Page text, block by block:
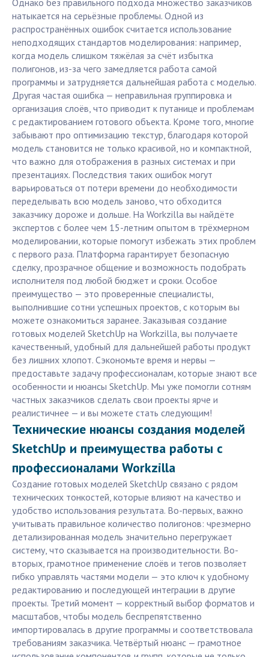
Однако без правильного подхода множество заказчиков
натыкается на серьёзные проблемы. Одной из
распространённых ошибок считается использование
неподходящих стандартов моделирования: например,
когда модель слишком тяжёлая за счёт избытка
полигонов, из-за чего замедляется работа самой
программы и затрудняется дальнейшая работа с моделью.
Другая частая ошибка — неправильная группировка и
организация слоёв, что приводит к путанице и проблемам
с редактированием готового объекта. Кроме того, многие
забывают про оптимизацию текстур, благодаря которой
модель становится не только красивой, но и компактной,
что важно для отображения в разных системах и при
презентациях. Последствия таких ошибок могут
варьироваться от потери времени до необходимости
переделывать всю модель заново, что обходится
заказчику дороже и дольше. На Workzilla вы найдёте
экспертов с более чем 15-летним опытом в трёхмерном
моделировании, которые помогут избежать этих проблем
с первого раза. Платформа гарантирует безопасную
сделку, прозрачное общение и возможность подобрать
исполнителя под любой бюджет и сроки. Особое
преимущество — это проверенные специалисты,
выполнившие сотни успешных проектов, с которым вы
можете ознакомиться заранее. Заказывая создание
готовых моделей SketchUp на Workzilla, вы получаете
качественный, удобный для дальнейшей работы продукт
без лишних хлопот. Сэкономьте время и нервы —
предоставьте задачу профессионалам, которые знают все
особенности и нюансы SketchUp. Мы уже помогли сотням
частных заказчиков сделать свои проекты ярче и
реалистичнее — и вы можете стать следующим!
Технические нюансы создания моделей
SketchUp и преимущества работы с
профессионалами Workzilla
Создание готовых моделей SketchUp связано с рядом
технических тонкостей, которые влияют на качество и
удобство использования результата. Во-первых, важно
учитывать правильное количество полигонов: чрезмерно
детализированная модель значительно перегружает
систему, что сказывается на производительности. Во-
вторых, грамотное применение слоёв и тегов позволяет
гибко управлять частями модели — это ключ к удобному
редактированию и последующей интеграции в другие
проекты. Третий момент — корректный выбор форматов и
масштабов, чтобы модель беспрепятственно
импортировалась в другие программы и соответствовала
требованиям заказчика. Четвёртый нюанс — грамотное